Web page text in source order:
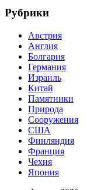
Рубрики
Австрия
Англия
Болгария
Германия
Израиль
Китай
Памятники
Природа
Сооружения
США
Финляндия
Франция
Чехия
Япония